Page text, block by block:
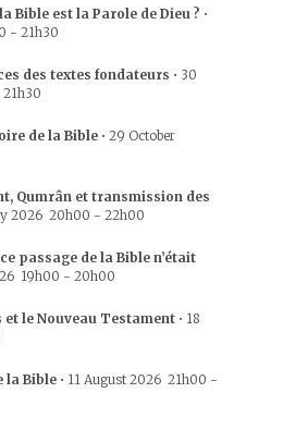
Bible est la Parole de Dieu ? •
- 21h30
des textes fondateurs • 30
21h30
de la Bible • 29 October
Qumrân et transmission des
2026 20h00 - 22h00
passage de la Bible n’était
19h00 - 20h00
et le Nouveau Testament • 18
la Bible • 11 August 2026 21h00 -